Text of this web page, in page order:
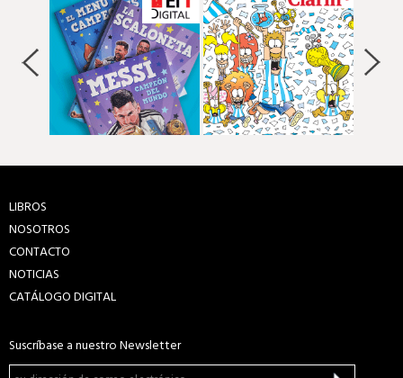
LIBROS
NOSOTROS
CONTACTO
NOTICIAS
CATÁLOGO DIGITAL
Suscríbase a nuestro Newsletter